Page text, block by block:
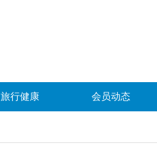
旅行健康 会员动态